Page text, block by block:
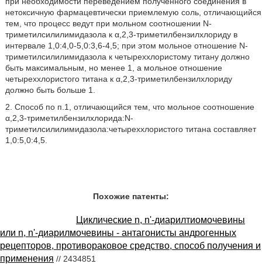
нетоксичную фармацевтически приемлемую соль, отличающийся
тем, что процесс ведут при мольном соотношении N-
триметилсилилимидазола к α,2,3-триметилбензилхлориду в
интервале 1,0:4,0-5,0:3,6-4,5; при этом мольное отношение N-
триметилсилилимидазола к четыреххлористому титану должно
быть максимальным, но менее 1, а мольное отношение
четыреххлористого титана к α,2,3-триметилбензилхлориду
должно быть больше 1.
2. Способ по п.1, отличающийся тем, что мольное соотношение
α,2,3-триметилбензилхлорида:N-
триметилсилилимидазола:четыреххлористого титана составляет
1,0:5,0:4,5.
Похожие патенты:
Циклические n, n'-диарилтиомочевины
или n, n'-диарилмочевины - антагонисты андрогенных
рецепторов, противораковое средство, способ получения и
применения // 2434851